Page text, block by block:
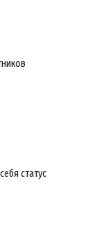
статус